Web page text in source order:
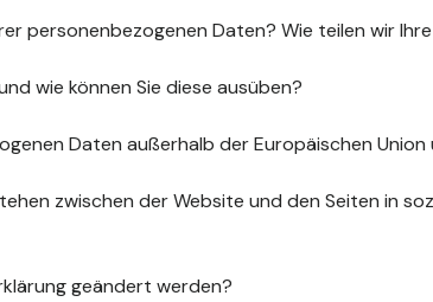
personenbezogenen Daten? Wie teilen wir
wie können Sie diese ausüben?
Daten außerhalb der Europäischen
zwischen der Website und den Seiten in
geändert werden?